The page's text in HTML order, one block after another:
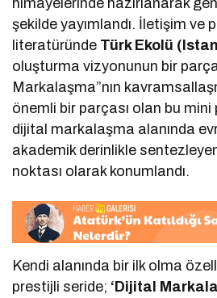
himayelerinde hazırlanarak
şekilde yayımlandı. İletişim ve
literatüründe Türk Ekolü
oluşturma vizyonunun bir
Markalaşma”nın
önemli bir parçası olan bu
dijital markalaşma alanında
akademik derinlikle
noktası olarak konumlandı.
Kendi alanında bir ilk olma
prestijli seride; ‘Dijital